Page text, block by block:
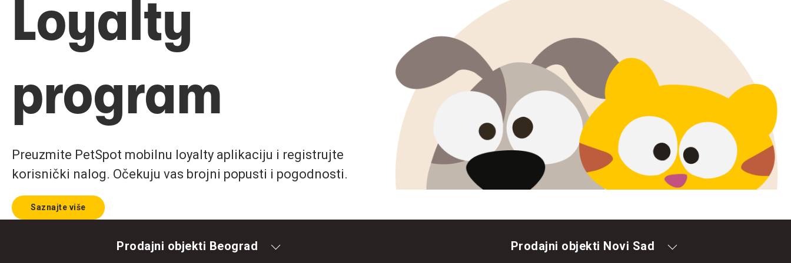
Loyalty
program
Preuzmite PetSpot mobilnu loyalty aplikaciju i registrujte
korisnički nalog. Očekuju vas brojni popusti i pogodnosti.
Saznajte više
Prodajni objekti Beograd Prodajni objekti Novi Sad